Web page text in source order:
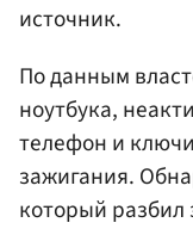
источник.
По данным
ноутбука,
телефон и
зажигания.
который разбил